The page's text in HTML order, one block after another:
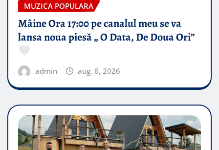
MUZICA POPULARA
Mâine Ora 17:00 pe canalul meu se va
lansa noua piesă „ O Data, De Doua Ori”
admin aug. 6, 2026